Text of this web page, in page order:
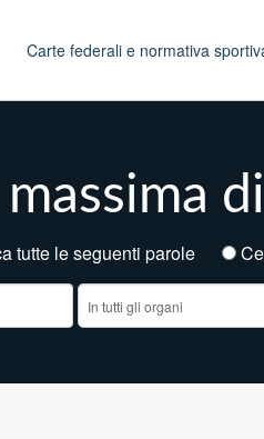
Carte federali e normativa
tutte le seguenti parole